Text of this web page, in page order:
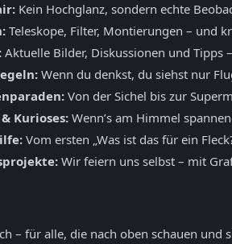
Kein Hochglanz, sondern echte
Teleskope, Filter, Montierungen – und
Aktuelle Bilder, Diskussionen und Tipps
Wenn du denkst, du siehst nur
Von der Sichel bis zur
Kurioses:Wenn’s am Himmel
Vom ersten „Was ist das für ein
Wir feiern uns selbst – mit
– für alle, die nach oben schauen und